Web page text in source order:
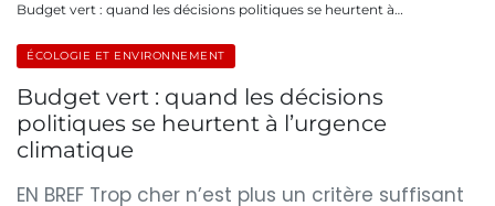
Budget vert : quand les décisions politiques se heurtent à…
ÉCOLOGIE ET ENVIRONNEMENT
Budget vert : quand les décisions
politiques se heurtent à l’urgence
climatique
EN BREF Trop cher n’est plus un critère suffisant